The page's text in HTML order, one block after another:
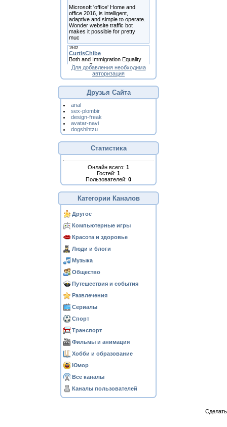
Для добавления необходима
авторизация
Друзья Сайта
anal
sex-plombir
design-freak
avatar-navi
dogshihtzu
Статистика
Онлайн всего: 1
Гостей: 1
Пользователей: 0
Категории Каналов
Другое
Компьютерные игры
Красота и здоровье
Люди и блоги
Музыка
Общество
Путешествия и события
Развлечения
Сериалы
Спорт
Транспорт
Фильмы и анимация
Хобби и образование
Юмор
Все каналы
Каналы пользователей